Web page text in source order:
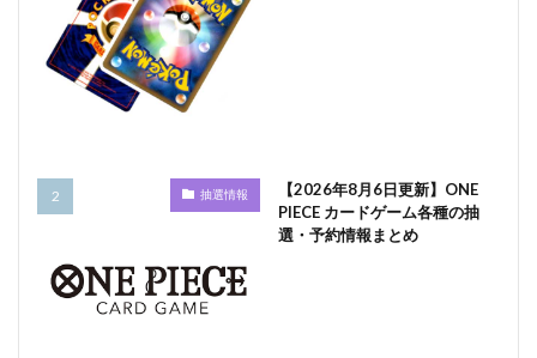
抽選情報
【2026年8月6日更新】ONE
PIECE カードゲーム各種の抽
選・予約情報まとめ